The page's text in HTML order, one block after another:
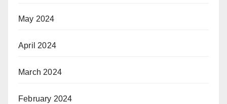
May 2024
April 2024
March 2024
February 2024